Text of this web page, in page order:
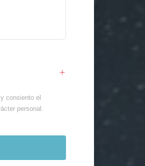
consiento el
personal.